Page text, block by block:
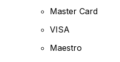
Master Card
VISA
Maestro